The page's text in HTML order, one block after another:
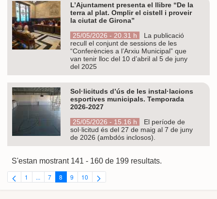
L’Ajuntament presenta el llibre “De la
terra al plat. Omplir el cistell i proveir
la ciutat de Girona”
25/05/2026 - 20.31 h
La publicació
recull el conjunt de sessions de les
“Conferències a l’Arxiu Municipal” que
van tenir lloc del 10 d’abril al 5 de juny
del 2025
Sol·licituds d’ús de les instal·lacions
esportives municipals. Temporada
2026-2027
25/05/2026 - 15.16 h
El període de
sol·licitud és del 27 de maig al 7 de juny
de 2026 (ambdós inclosos).
S'estan mostrant 141 - 160 de 199 resultats.
Pàgina
1 ...Pàgines intermèdies Utilitzeu TAB per navegar.
Pàgina
7 Pàgina
8 Pàgina
9 Pàgina
10